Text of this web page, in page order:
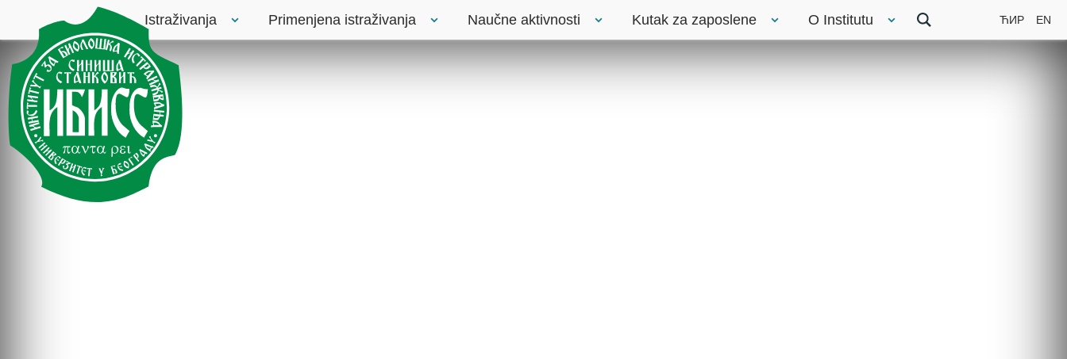
Istraživanja Primenjena istraživanja Naučne aktivnosti Kutak za zaposlene O Institutu ЋИР EN